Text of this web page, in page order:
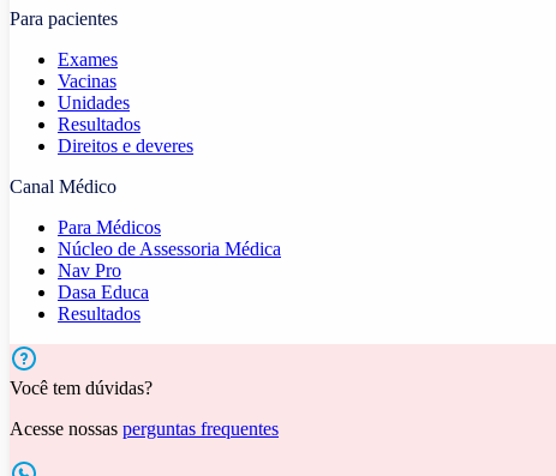
Para pacientes
Exames
Vacinas
Unidades
Resultados
Direitos e deveres
Canal Médico
Para Médicos
Núcleo de Assessoria Médica
Nav Pro
Dasa Educa
Resultados
Você tem dúvidas?
Acesse nossas perguntas frequentes